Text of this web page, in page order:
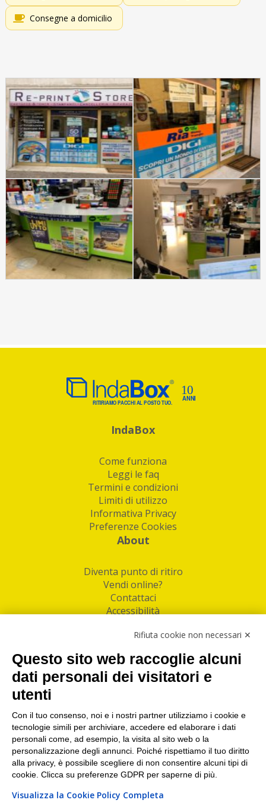
Consegne a domicilio
IndaBox
Come funziona
Leggi le faq
Termini e condizioni
Limiti di utilizzo
Informativa Privacy
Preferenze Cookies
About
Diventa punto di ritiro
Vendi online?
Contattaci
Accessibilità
Facebook
Linkedin
I nostri punti di ritiro e spedizione pacchi nelle
maggiori città italiane
Torino|Milano|Roma|Bologna|Firenze| Genova
Napoli|Varese
Rifiuta cookie non necessari ✕
Questo sito web raccoglie alcuni
dati personali dei visitatori e
utenti
Con il tuo consenso, noi e i nostri partner utilizziamo i cookie e
tecnologie simili per archiviare, accedere ed elaborare i dati
personali come, ad esempio, la visita al sito web o la
personalizzazione degli annunci. Poiché rispettiamo il tuo diritto
alla privacy, è possibile scegliere di non consentire alcuni tipi di
cookie. Clicca su preferenze GDPR per saperne di più.
Visualizza la Cookie Policy Completa